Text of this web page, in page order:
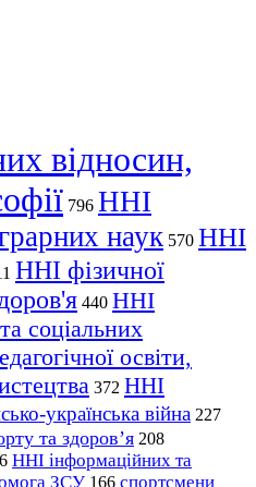
відносин,
796 ННІ
наук 570 ННІ
ННІ фізичної
440 ННІ
соціальних
освіти,
372 ННІ
українська війна 227
та здоров’я 208
ННІ інформаційних та
ЗСУ 166 спортсмени